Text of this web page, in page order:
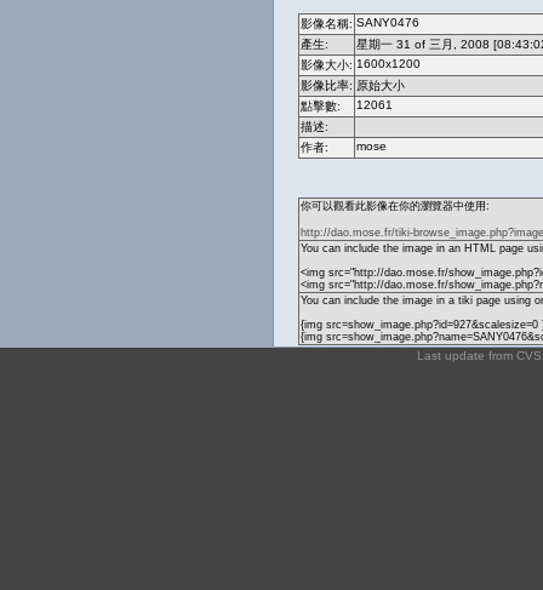
影像名稱: SANY0476
產生:
星期一 31 of 三月, 2008
影像大小: 1600x1200
影像比率: 原始大小
點擊數:
12061
描述:
作者:
mose
你可以觀看此影像在你的瀏覽器中使用:
http://dao.mose.fr/tiki-
You can include the image in an HTML page
<img src="http://dao.mose.fr/
<img src="http://dao.mose.fr/
You can include the image in a tiki page using
{img src=show_image.php?id=927&scalesize=0
{img
Last update from